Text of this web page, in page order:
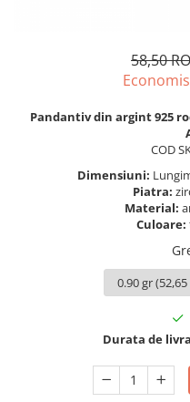
58,50
Pandantiv din argint 925
COD
Dimensiuni:
Piatra:
Material:
Culoare:
Durata de